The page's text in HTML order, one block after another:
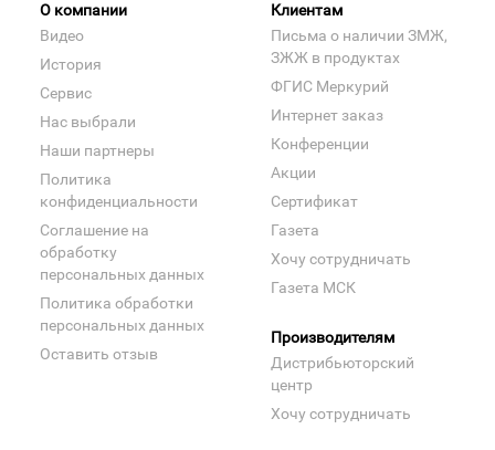
О компании
Видео
История
Сервис
Нас выбрали
Наши партнеры
Политика
конфиденциальности
Соглашение на
обработку
персональных данных
Политика обработки
персональных данных
Оставить отзыв
Клиентам
Письма о наличии ЗМЖ,
ЗЖЖ в продуктах
ФГИС Меркурий
Интернет заказ
Конференции
Акции
Сертификат
Газета
Хочу сотрудничать
Газета МСК
Производителям
Дистрибьюторский
центр
Хочу сотрудничать